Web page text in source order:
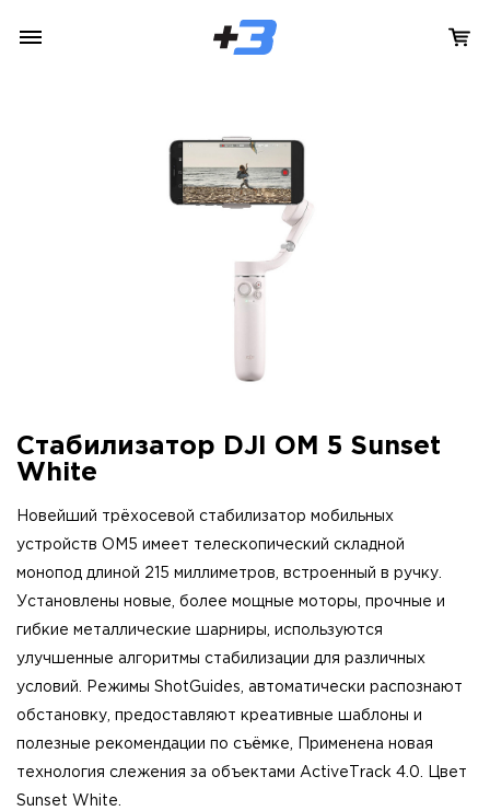
Стабилизатор DJI OM 5 Sunset
White
Новейший трёхосевой стабилизатор мобильных
устройств OM5 имеет телескопический складной
монопод длиной 215 миллиметров, встроенный в ручку.
Установлены новые, более мощные моторы, прочные и
гибкие металлические шарниры, используются
улучшенные алгоритмы стабилизации для различных
условий. Режимы ShotGuides, автоматически распознают
обстановку, предоставляют креативные шаблоны и
полезные рекомендации по съёмке, Применена новая
технология слежения за объектами ActiveTrack 4.0. Цвет
Sunset White.